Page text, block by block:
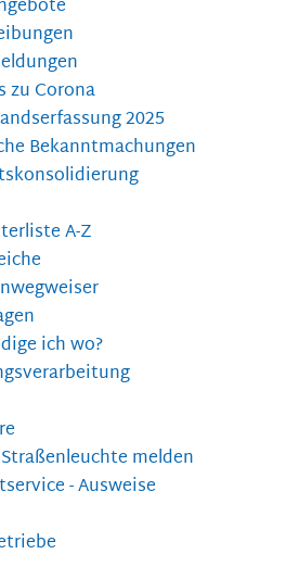
zu Corona
2025
Bekanntmachungen
A-Z
ich wo?
melden
- Ausweise